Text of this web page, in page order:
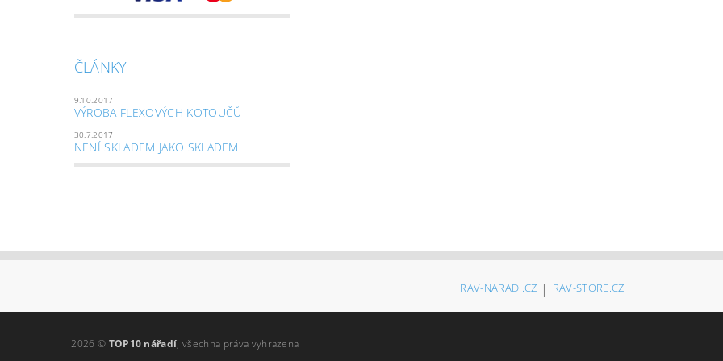
ČLÁNKY
9.10.2017
VÝROBA FLEXOVÝCH KOTOUČŮ
30.7.2017
NENÍ SKLADEM JAKO SKLADEM
RAV-NARADI.CZ | RAV-STORE.CZ
2026 © TOP10 nářadí, všechna práva vyhrazena